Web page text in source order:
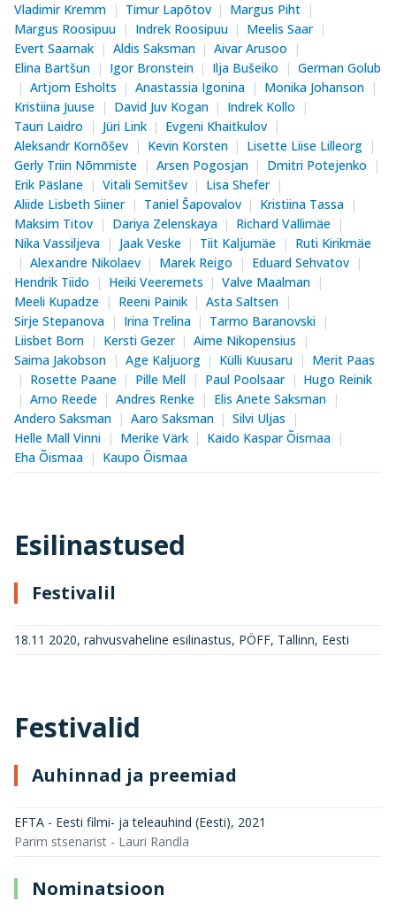
Vladimir Kremm
Timur Lapõtov
Margus Piht
Margus Roosipuu
Indrek Roosipuu
Meelis Saar
Evert Saarnak
Aldis Saksman
Aivar Arusoo
Elina Bartšun
Igor Bronstein Ilja Bušeiko
German Golub
Artjom Esholts
Anastassia Igonina
Monika Johanson
Kristiina Juuse
David Juv Kogan
Indrek Kollo
Tauri Laidro
Jüri Link
Evgeni Khaitkulov
Aleksandr Kornõšev
Kevin Korsten
Lisette Liise Lilleorg
Gerly Triin Nõmmiste
Arsen Pogosjan
Dmitri Potejenko
Erik Päslane
Vitali Semitšev
Lisa Shefer
Aliide Lisbeth Siiner
Taniel Šapovalov
Kristiina Tassa
Maksim Titov
Dariya Zelenskaya
Richard Vallimäe
Nika Vassiljeva
Jaak Veske Tiit Kaljumäe
Ruti Kirikmäe
Alexandre Nikolaev
Marek Reigo
Eduard Sehvatov
Hendrik Tiido
Heiki Veeremets
Valve Maalman
Meeli Kupadze
Reeni Painik
Asta Saltsen
Sirje Stepanova
Irina Trelina
Tarmo Baranovski
Liisbet Born
Kersti Gezer
Aime Nikopensius
Saima Jakobson
Age Kaljuorg Külli Kuusaru
Merit Paas
Rosette Paane
Pille Mell Paul Poolsaar
Hugo Reinik
Arno Reede
Andres Renke
Elis Anete Saksman
Andero Saksman
Aaro Saksman
Silvi Uljas
Helle Mall Vinni
Merike Värk
Kaido Kaspar Õismaa
Eha Õismaa
Kaupo Õismaa
Esilinastused
Festivalil
18.11 2020, rahvusvaheline esilinastus, PÖFF, Tallinn, Eesti
Festivalid
Auhinnad ja preemiad
EFTA - Eesti filmi- ja teleauhind (Eesti), 2021
Parim stsenarist - Lauri Randla
Nominatsioon